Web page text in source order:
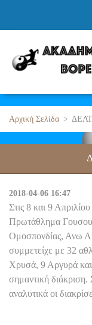
Αρχική Σελίδα >
2018-04-06 16:47
Στις 8 και 9
Πρωτάθλημα Γουσου
Ομοσπονδίας, Ανω
συμμετείχε με 32
Χρυσά, 9 Αργυρά
σημαντική
αναλυτικά οι